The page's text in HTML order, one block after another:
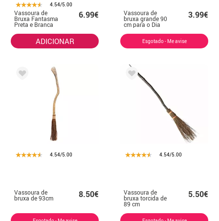
4.54/5.00
Vassoura de
Bruxa Fantasma
Preta e Branca
6.99€
ADICIONAR
Vassoura de
bruxa grande 90
cm para o Dia
das Bruxas
3.99€
Esgotado - Me avise
4.54/5.00
Vassoura de
bruxa de 93cm 8.50€
4.54/5.00
Vassoura de
bruxa torcida de
89 cm
5.50€